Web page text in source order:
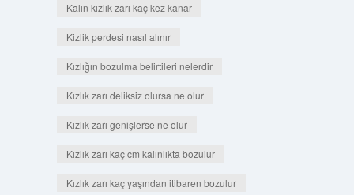
Kalın kızlık zarı kaç kez kanar
Kizlik perdesi nasıl alınır
Kızlığın bozulma belirtileri nelerdir
Kızlık zarı deliksiz olursa ne olur
Kızlık zarı genişlerse ne olur
Kızlık zarı kaç cm kalınlıkta bozulur
Kızlık zarı kaç yaşından itibaren bozulur